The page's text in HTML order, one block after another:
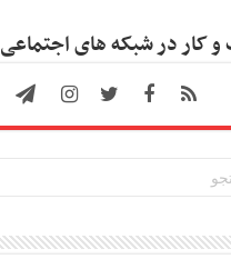
کار در شبکه های اجتماعی